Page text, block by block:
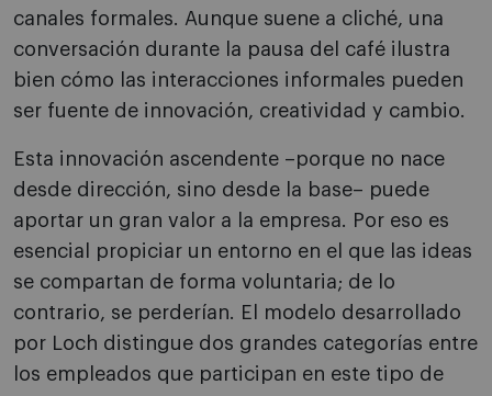
canales formales. Aunque suene a cliché, una
conversación durante la pausa del café ilustra
bien cómo las interacciones informales pueden
ser fuente de innovación, creatividad y cambio.
Esta innovación ascendente –porque no nace
desde dirección, sino desde la base– puede
aportar un gran valor a la empresa. Por eso es
esencial propiciar un entorno en el que las ideas
se compartan de forma voluntaria; de lo
contrario, se perderían. El modelo desarrollado
por Loch distingue dos grandes categorías entre
los empleados que participan en este tipo de